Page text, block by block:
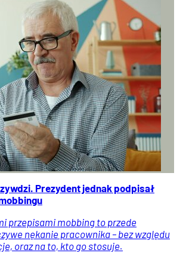
Prezydent jednak podpisał
przepisami mobbing to przede
nękanie pracownika – bez względu
oraz na to, kto go stosuje.